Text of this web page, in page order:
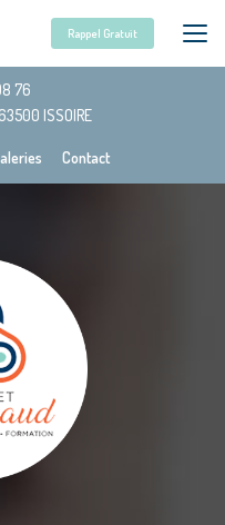
76
ISSOIRE
Contact
Rappel Gratuit